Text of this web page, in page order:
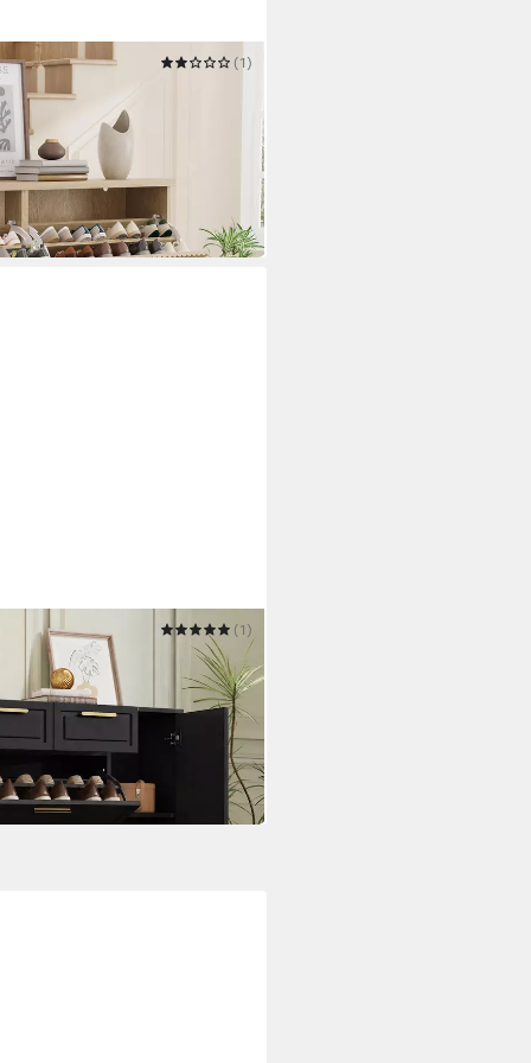
mit 4 Klappschubladen
(1)
mit 2 Klappen,
& 2 Schubladen
(1)